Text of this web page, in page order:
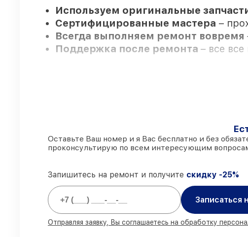
Используем оригинальные
Сертифицированные мастера –
Всегда выполняем ремонт вовремя
Поддержка после ремонта – все
комплектующих FLIR готовы к
Подлинные запчасти FLIR и
85%работ выполняются в тот же
Оставьте Ваш номер и я Вас бесплатно и без
проконсультирую по всем интересующим
Запишитесь на ремонт и получите скидку -25%
Записаться
Отправляя заявку, Вы соглашаетесь на обработку